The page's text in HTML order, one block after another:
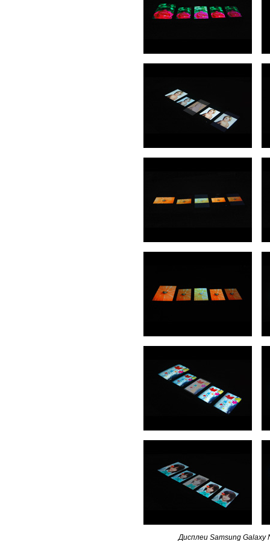
Дисплеи Samsung Galaxy